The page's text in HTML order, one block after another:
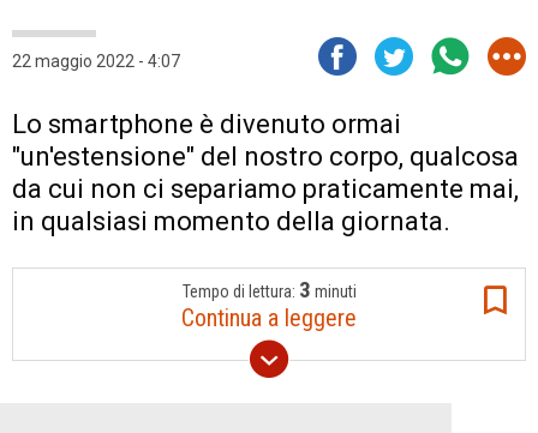
22 maggio 2022 - 4:07
Lo smartphone è divenuto ormai
"un'estensione" del nostro corpo, qualcosa
da cui non ci separiamo praticamente mai,
in qualsiasi momento della giornata.
Tempo di lettura: 3 minuti
Continua a leggere